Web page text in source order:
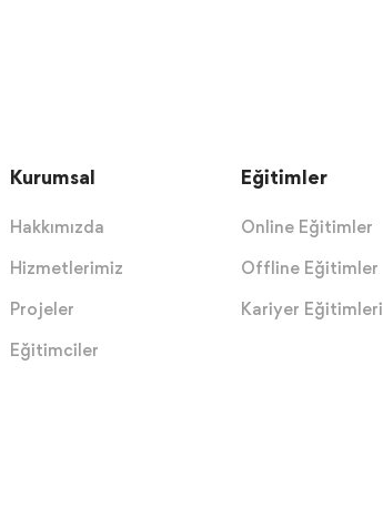
Kurumsal
Hakkımızda
Hizmetlerimiz
Projeler
Eğitimciler
Eğitimler
Online Eğitimler
Offline Eğitimler
Kariyer Eğitimleri